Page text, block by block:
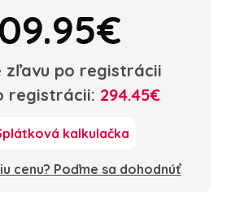
zľavu po registrácii
registrácii: 294.45€
kalkulačka
cenu? Poďme sa dohodnúť